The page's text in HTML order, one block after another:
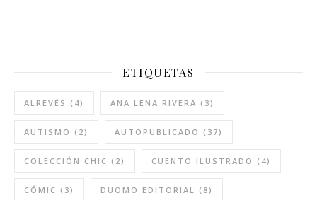
ETIQUETAS
ALREVÉS (4) ANA LENA RIVERA (3)
AUTISMO (2) AUTOPUBLICADO (37)
COLECCIÓN CHIC (2) CUENTO ILUSTRADO (4)
CÓMIC (3) DUOMO EDITORIAL (8)